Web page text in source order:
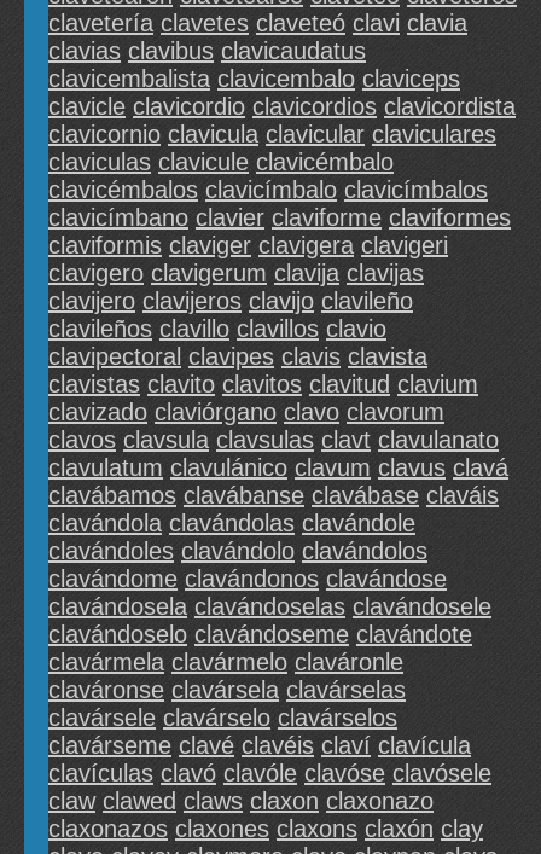
clavetería clavetes claveteó clavi clavia
clavias clavibus clavicaudatus
clavicembalista clavicembalo claviceps
clavicle clavicordio clavicordios clavicordista
clavicornio clavicula clavicular claviculares
claviculas clavicule clavicémbalo
clavicémbalos clavicímbalo clavicímbalos
clavicímbano clavier claviforme claviformes
claviformis claviger clavigera clavigeri
clavigero clavigerum clavija clavijas
clavijero clavijeros clavijo clavileño
clavileños clavillo clavillos clavio
clavipectoral clavipes clavis clavista
clavistas clavito clavitos clavitud clavium
clavizado claviórgano clavo clavorum
clavos clavsula clavsulas clavt clavulanato
clavulatum clavulánico clavum clavus clavá
clavábamos clavábanse clavábase claváis
clavándola clavándolas clavándole
clavándoles clavándolo clavándolos
clavándome clavándonos clavándose
clavándosela clavándoselas clavándosele
clavándoselo clavándoseme clavándote
clavármela clavármelo claváronle
claváronse clavársela clavárselas
clavársele clavárselo clavárselos
clavárseme clavé clavéis claví clavícula
clavículas clavó clavóle clavóse clavósele
claw clawed claws claxon claxonazo
claxonazos claxones claxons claxón clay